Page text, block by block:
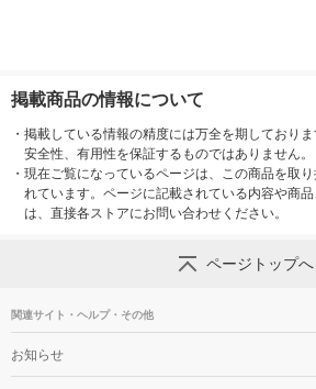
掲載商品の情報について
・ 掲載している情報の精度には万全を期しておりま
安全性、有用性を保証するものではありません。
・ 現在ご覧になっているページは、この商品を取
れています。ページに記載されている内容や商
は、直接各ストアにお問い合わせください。
ページトップへ
関連サイト・ヘルプ・その他
お知らせ